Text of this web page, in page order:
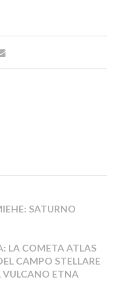
SATURNO
LA COMETA ATLAS
CAMPO STELLARE
VULCANO ETNA